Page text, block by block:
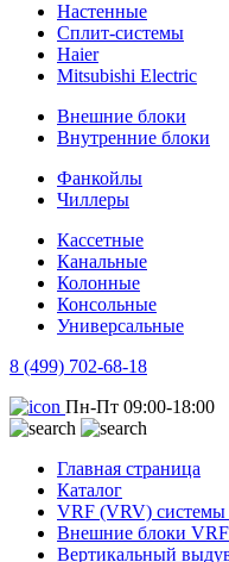
Настенные
Сплит-системы
Haier
Mitsubishi Electric
Внешние блоки
Внутренние блоки
Фанкойлы
Чиллеры
Кассетные
Канальные
Колонные
Консольные
Универсальные
8 (499) 702-68-18
Пн-Пт 09:00-18:00
Главная страница
Каталог
VRF (VRV)
Внешние блоки
Вертикальный